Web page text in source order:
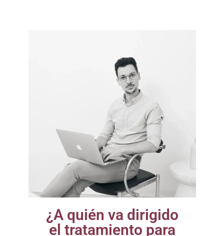
¿A quién va dirigido
el tratamiento para